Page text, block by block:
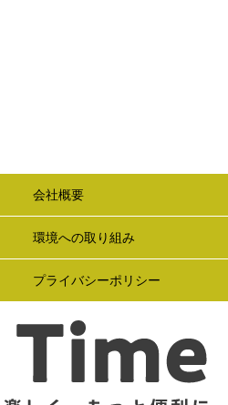
会社概要
環境への取り組み
プライバシーポリシー